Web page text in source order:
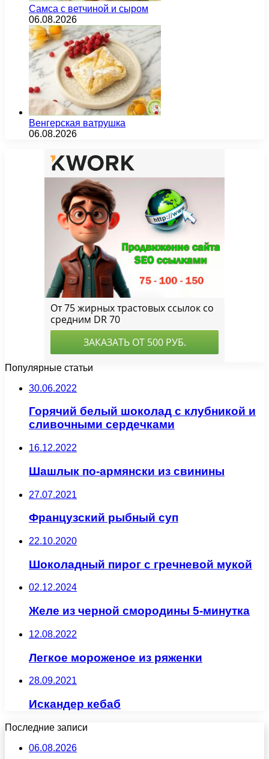
Самса с ветчиной и сыром
06.08.2026
Венгерская ватрушка
06.08.2026
Популярные статьи
30.06.2022
Горячий белый шоколад с клубникой и
сливочными сердечками
16.12.2022
Шашлык по-армянски из свинины
27.07.2021
Французский рыбный суп
22.10.2020
Шоколадный пирог с гречневой мукой
02.12.2024
Желе из черной смородины 5-минутка
12.08.2022
Легкое мороженое из ряженки
28.09.2021
Искандер кебаб
Последние записи
06.08.2026